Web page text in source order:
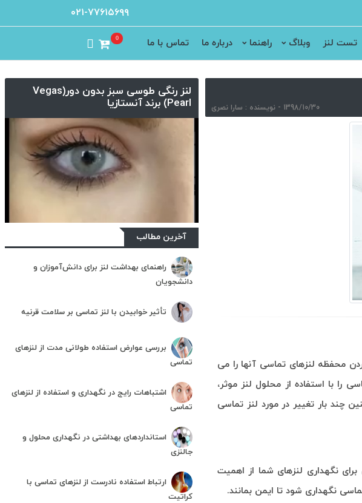
۰۲۱-۷۷۶۱۵۶۹۹
تست لنز وبلاگ راهنما درباره ما تماس با ما 0
1398/10/30 - نویسنده : سارا نصری
محفظه لنزهای تماسی آنها را می
با استفاده از محلول لنز موثر،
چند بار تغییر در مورد لنز تماسی
نگهداری لنزهای شما از اهمیت
نگهداری شود تا ایمن بمانند.
لنز رنگی طوسی سبز بدون دور(Vegas
Pearl) برند آنستازیا
آخرین مطالب
راهنمای بهداشت لنز برای دانش‌آموزان و
دانشجویان
تأثیر خوابیدن با لنز تماسی بر سلامت قرنیه
بررسی عوارض استفاده طولانی مدت از لنزهای
تماسی
اشتباهات رایج در نگهداری و استفاده از لنزهای
تماسی
استانداردهای بهداشتی در نگهداری محلول و
جالنزی
ارتباط استفاده نادرست از لنزهای تماسی با
کراتیت